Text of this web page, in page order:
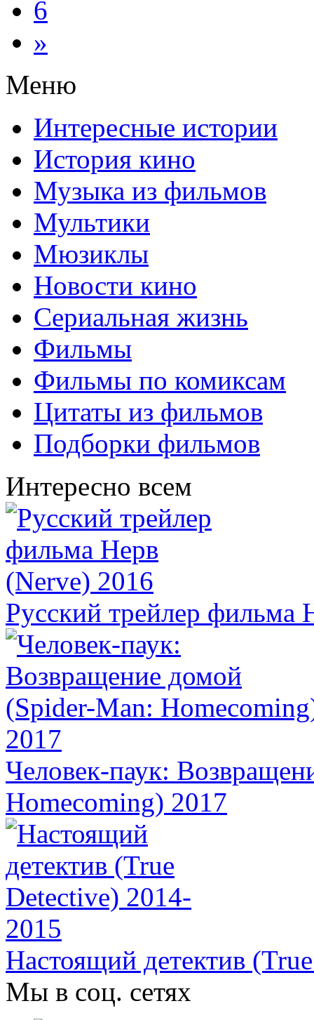
6
»
Меню
Интересные истории
История кино
Музыка из фильмов
Мультики
Мюзиклы
Новости кино
Сериальная жизнь
Фильмы
Фильмы по комиксам
Цитаты из фильмов
Подборки фильмов
Интересно всем
Русский трейлер фильма
Человек-паук:
Homecoming) 2017
Настоящий детектив
Мы в соц. сетях